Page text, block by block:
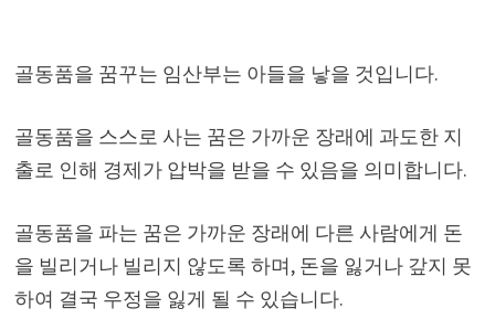
골동품을 꿈꾸는 임산부는 아들을 낳을 것입니다.
골동품을 스스로 사는 꿈은 가까운 장래에 과도한 지
출로 인해 경제가 압박을 받을 수 있음을 의미합니다.
골동품을 파는 꿈은 가까운 장래에 다른 사람에게 돈
을 빌리거나 빌리지 않도록 하며, 돈을 잃거나 갚지 못
하여 결국 우정을 잃게 될 수 있습니다.